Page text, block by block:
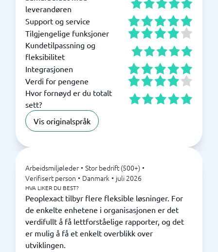
leverandøren
Support og service
Tilgjengelige funksjoner
Kundetilpassning og
fleksibilitet
Integrasjonen
Verdi for pengene
Hvor fornøyd er du totalt
sett?
Vis originalspråk
Arbeidsmiljøleder • Stor bedrift (500+) •
Verifisert person • Danmark • juli 2026
HVA LIKER DU BEST?
Peoplexact tilbyr flere fleksible løsninger. For
de enkelte enhetene i organisasjonen er det
verdifullt å få lettforståelige rapporter, og det
er mulig å få et enkelt overblikk over
utviklingen.